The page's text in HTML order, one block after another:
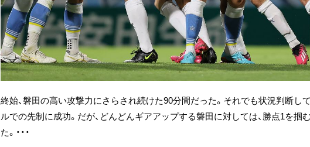
終始、磐田の高い攻撃力にさらされ続けた90分間だった。それでも状況判断し
ルでの先制に成功。だが、どんどんギアアップする磐田に対しては、勝点1を掴
た。・・・